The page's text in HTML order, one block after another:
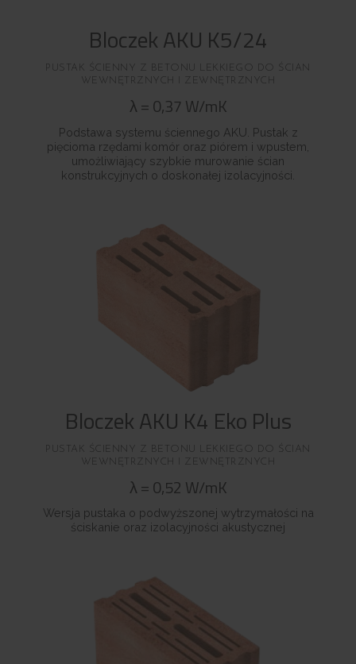
Bloczek AKU K5/24
PUSTAK ŚCIENNY Z BETONU LEKKIEGO DO ŚCIAN
WEWNĘTRZNYCH I ZEWNĘTRZNYCH
λ=0,37 W/mK
Podstawa systemu ściennego AKU. Pustak z
pięcioma rzędami komór oraz piórem i wpustem,
umożliwiający szybkie murowanie ścian
konstrukcyjnych o doskonałej izolacyjności.
Bloczek AKU K4 Eko Plus
PUSTAK ŚCIENNY Z BETONU LEKKIEGO DO ŚCIAN
WEWNĘTRZNYCH I ZEWNĘTRZNYCH
λ=0,52 W/mK
Wersja pustaka o podwyższonej wytrzymałości na
ściskanie oraz izolacyjności akustycznej